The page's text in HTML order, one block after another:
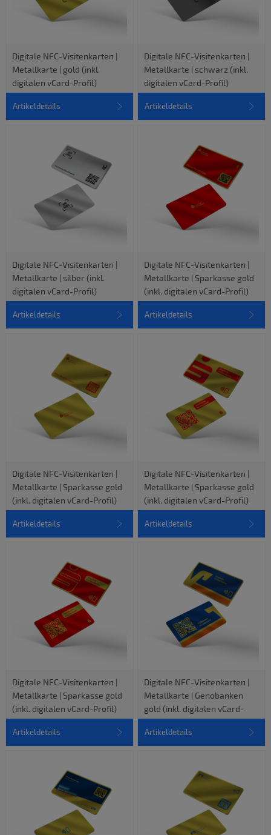
Digitale NFC-Visitenkarten |
Metallkarte | gold (inkl.
digitalen vCard-Profil)
Artikeldetails
Digitale NFC-Visitenkarten |
Metallkarte | schwarz (inkl.
digitalen vCard-Profil)
Artikeldetails
Digitale NFC-Visitenkarten |
Metallkarte | silber (inkl.
digitalen vCard-Profil)
Artikeldetails
Digitale NFC-Visitenkarten |
Metallkarte | Sparkasse gold
(inkl. digitalen vCard-Profil)
Artikeldetails
Digitale NFC-Visitenkarten |
Metallkarte | Sparkasse gold
(inkl. digitalen vCard-Profil)
Artikeldetails
Digitale NFC-Visitenkarten |
Metallkarte | Sparkasse gold
(inkl. digitalen vCard-Profil)
Artikeldetails
Digitale NFC-Visitenkarten |
Metallkarte | Sparkasse gold
(inkl. digitalen vCard-Profil)
Artikeldetails
Digitale NFC-Visitenkarten |
Metallkarte | Genobanken
gold (inkl. digitalen vCard-
Profil)
Artikeldetails